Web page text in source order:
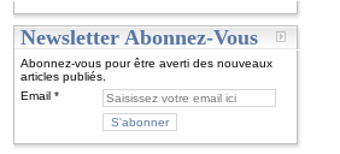
Newsletter Abonnez-Vous
Abonnez-vous pour être averti des nouveaux
articles publiés.
Email